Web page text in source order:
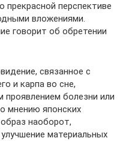
перспективе
вложениями.
говорит об обретении
связанное с
и карпа во сне,
болезни или
мнению японских
наоборот,
материальных